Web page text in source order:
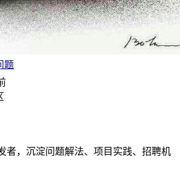
题
者，沉淀问题解法、项目实践、招聘机